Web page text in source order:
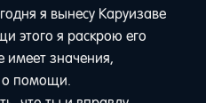
я вынесу Каруизаве
этого я раскрою его
имеет значения,
о помощи.